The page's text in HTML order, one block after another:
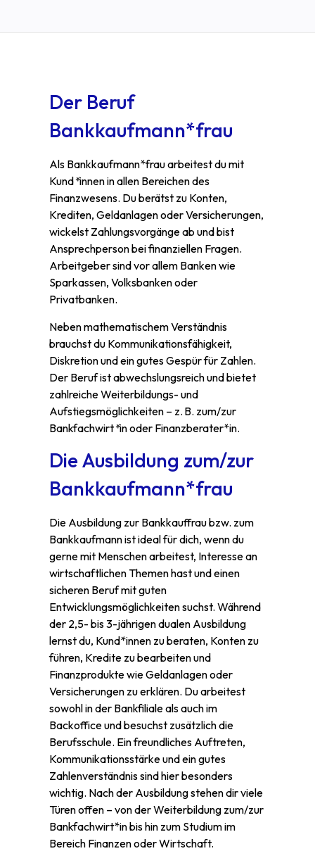
Der Beruf
Bankkaufmann*frau
Als Bankkaufmann*frau arbeitest du mit
Kund*innen in allen Bereichen des
Finanzwesens. Du berätst zu Konten,
Krediten, Geldanlagen oder Versicherungen,
wickelst Zahlungsvorgänge ab und bist
Ansprechperson bei finanziellen Fragen.
Arbeitgeber sind vor allem Banken wie
Sparkassen, Volksbanken oder
Privatbanken.
Neben mathematischem Verständnis
brauchst du Kommunikationsfähigkeit,
Diskretion und ein gutes Gespür für Zahlen.
Der Beruf ist abwechslungsreich und bietet
zahlreiche Weiterbildungs- und
Aufstiegsmöglichkeiten – z. B. zum/zur
Bankfachwirt*in oder Finanzberater*in.
Die Ausbildung zum/zur
Bankkaufmann*frau
Die Ausbildung zur Bankkauffrau bzw. zum
Bankkaufmann ist ideal für dich, wenn du
gerne mit Menschen arbeitest, Interesse an
wirtschaftlichen Themen hast und einen
sicheren Beruf mit guten
Entwicklungsmöglichkeiten suchst. Während
der 2,5- bis 3-jährigen dualen Ausbildung
lernst du, Kund*innen zu beraten, Konten zu
führen, Kredite zu bearbeiten und
Finanzprodukte wie Geldanlagen oder
Versicherungen zu erklären. Du arbeitest
sowohl in der Bankfiliale als auch im
Backoffice und besuchst zusätzlich die
Berufsschule. Ein freundliches Auftreten,
Kommunikationsstärke und ein gutes
Zahlenverständnis sind hier besonders
wichtig. Nach der Ausbildung stehen dir viele
Türen offen – von der Weiterbildung zum/zur
Bankfachwirt*in bis hin zum Studium im
Bereich Finanzen oder Wirtschaft.